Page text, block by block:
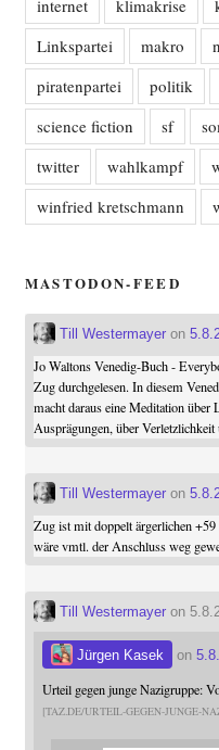
internet
klimakrise
Linkspartei
makro
piratenpartei
politik
science fiction
sf
twitter
wahlkampf
winfried kretschmann
MASTODON-FEED
Till Westermayeron
Jo Waltons Venedig-Buch -
Zug durchgelesen. In diesem
macht daraus eine Meditation über
Ausprägungen, über Verletzlichkeit
Till Westermayeron
Zug ist mit doppelt ärgerlichen
wäre vmtl. der Anschluss weg
Till Westermayeron
Jürgen Kasek on
Urteil gegen junge Nazigruppe:
TAZ.DE/URTEIL-GEGEN-JUNGE-